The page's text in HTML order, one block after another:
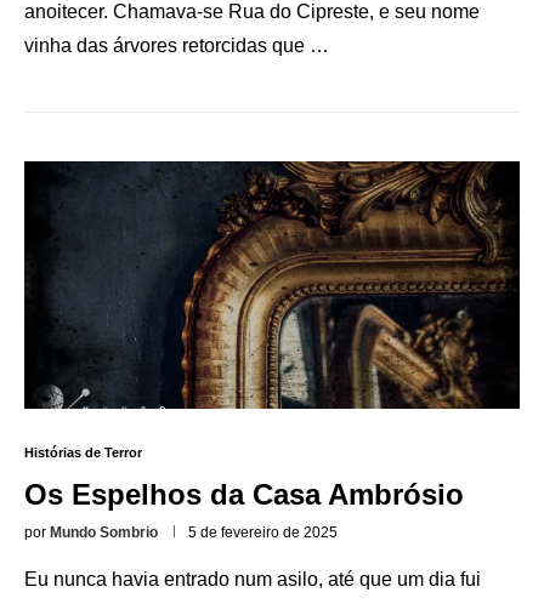
anoitecer. Chamava-se Rua do Cipreste, e seu nome
vinha das árvores retorcidas que …
Histórias de Terror
Os Espelhos da Casa Ambrósio
por Mundo Sombrio 5 de fevereiro de 2025
Eu nunca havia entrado num asilo, até que um dia fui